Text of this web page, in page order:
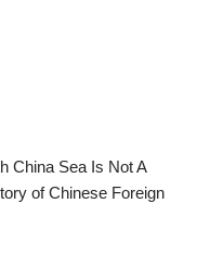
China Sea Is Not A
of Chinese Foreign